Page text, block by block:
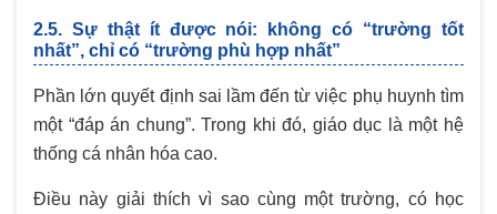
2.5. Sự thật ít được nói: không có “trường tốt
nhất”, chỉ có “trường phù hợp nhất”
Phần lớn quyết định sai lầm đến từ việc phụ huynh tìm
một “đáp án chung”. Trong khi đó, giáo dục là một hệ
thống cá nhân hóa cao.
Điều này giải thích vì sao cùng một trường, có học